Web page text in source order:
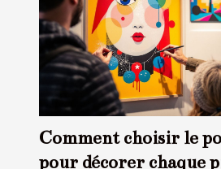
Comment choisir le
pour décorer chaque